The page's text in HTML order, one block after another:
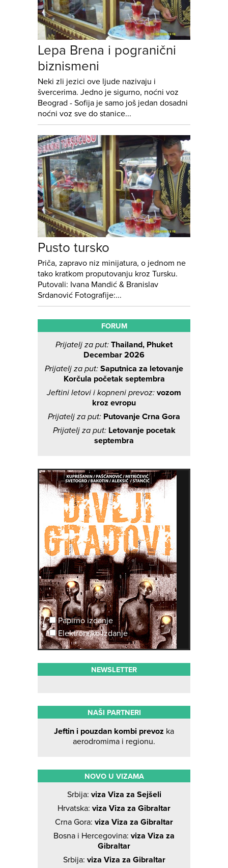
Lepa Brena i pogranični
biznismeni
Neki zli jezici ove ljude nazivaju i
švercerima. Jedno je sigurno, noćni voz
Beograd - Sofija je samo još jedan dosadni
noćni voz sve do stanice...
Pusto tursko
Priča, zapravo niz minijatura, o jednom ne
tako kratkom proputovanju kroz Tursku.
Putovali: Ivana Mandić & Branislav
Srdanović Fotografije:...
FORUM
Prijatelj za put: Thailand, Phuket
Decembar 2026
Prijatelj za put: Saputnica za letovanje
Korčula početak septembra
Jeftini letovi i kopneni prevoz: vozom
kroz evropu
Prijatelj za put: Putovanje Crna Gora
Prijatelj za put: Letovanje pocetak
septembra
Papirno izdanje
Elektronsko izdanje
NEWSLETTER
NAŠI PARTNERI
Jeftin i pouzdan kombi prevoz ka
aerodromima i regionu.
NOVO U VIZAMA
Srbija: viza Viza za Sejšeli
Hrvatska: viza Viza za Gibraltar
Crna Gora: viza Viza za Gibraltar
Bosna i Hercegovina: viza Viza za
Gibraltar
Srbija: viza Viza za Gibraltar